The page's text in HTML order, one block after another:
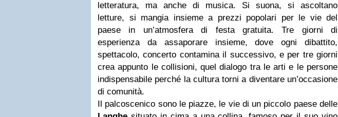
letteratura, ma anche di musica. Si suona, si ascoltano
letture, si mangia insieme a prezzi popolari per le vie del
paese in un’atmosfera di festa gratuita. Tre giorni di
esperienza da assaporare insieme, dove ogni dibattito,
spettacolo, concerto contamina il successivo, e per tre giorni
crea appunto le collisioni, quel dialogo tra le arti e le persone
indispensabile perché la cultura torni a diventare un’occasione
di comunità.
Il palcoscenico sono le piazze, le vie di un piccolo paese delle